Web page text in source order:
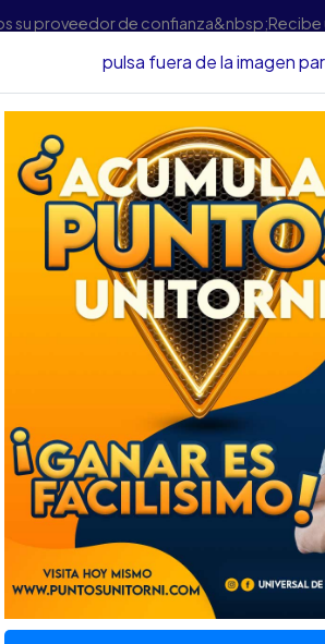
su proveedor de confianza&nbsp;Recibe
Manual Otras Herramientas Manuales
que
Nota:
pulsa fuera de la imagen